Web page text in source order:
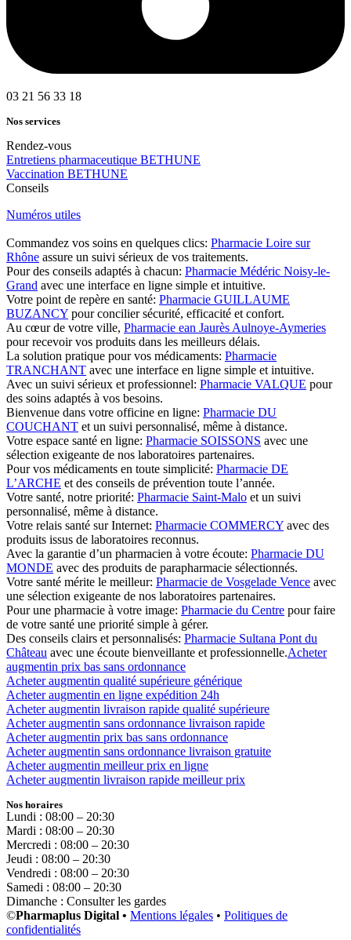
03 21 56 33 18
Nos services
Rendez-vous
Entretiens pharmaceutique BETHUNE
Vaccination BETHUNE
Conseils
Numéros utiles
Commandez vos soins en quelques clics: Pharmacie Loire sur
Rhône assure un suivi sérieux de vos traitements.
Pour des conseils adaptés à chacun: Pharmacie Médéric Noisy-le-
Grand avec une interface en ligne simple et intuitive.
Votre point de repère en santé: Pharmacie GUILLAUME
BUZANCY pour concilier sécurité, efficacité et confort.
Au cœur de votre ville, Pharmacie ean Jaurès Aulnoye-Aymeries
pour recevoir vos produits dans les meilleurs délais.
La solution pratique pour vos médicaments: Pharmacie
TRANCHANT avec une interface en ligne simple et intuitive.
Avec un suivi sérieux et professionnel: Pharmacie VALQUE pour
des soins adaptés à vos besoins.
Bienvenue dans votre officine en ligne: Pharmacie DU
COUCHANT et un suivi personnalisé, même à distance.
Votre espace santé en ligne: Pharmacie SOISSONS avec une
sélection exigeante de nos laboratoires partenaires.
Pour vos médicaments en toute simplicité: Pharmacie DE
L’ARCHE et des conseils de prévention toute l’année.
Votre santé, notre priorité: Pharmacie Saint-Malo et un suivi
personnalisé, même à distance.
Votre relais santé sur Internet: Pharmacie COMMERCY avec des
produits issus de laboratoires reconnus.
Avec la garantie d’un pharmacien à votre écoute: Pharmacie DU
MONDE avec des produits de parapharmacie sélectionnés.
Votre santé mérite le meilleur: Pharmacie de Vosgelade Vence avec
une sélection exigeante de nos laboratoires partenaires.
Pour une pharmacie à votre image: Pharmacie du Centre pour faire
de votre santé une priorité simple à gérer.
Des conseils clairs et personnalisés: Pharmacie Sultana Pont du
Château avec une écoute bienveillante et professionnelle.Acheter
augmentin prix bas sans ordonnance
Acheter augmentin qualité supérieure générique
Acheter augmentin en ligne expédition 24h
Acheter augmentin livraison rapide qualité supérieure
Acheter augmentin sans ordonnance livraison rapide
Acheter augmentin prix bas sans ordonnance
Acheter augmentin sans ordonnance livraison gratuite
Acheter augmentin meilleur prix en ligne
Acheter augmentin livraison rapide meilleur prix
Nos horaires
Lundi : 08:00 – 20:30
Mardi : 08:00 – 20:30
Mercredi : 08:00 – 20:30
Jeudi : 08:00 – 20:30
Vendredi : 08:00 – 20:30
Samedi : 08:00 – 20:30
Dimanche : Consulter les gardes
©Pharmaplus Digital • Mentions légales • Politiques de
confidentialités